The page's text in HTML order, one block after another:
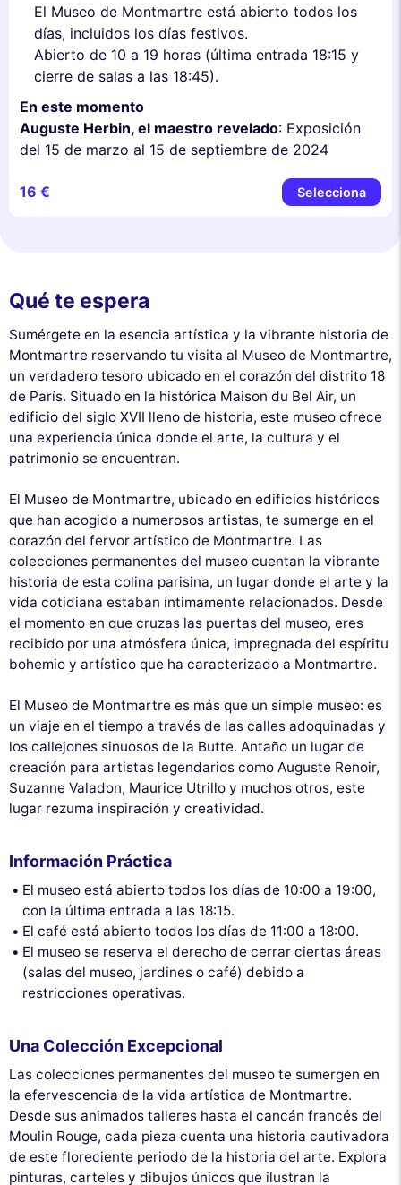
El Museo de Montmartre está abierto todos los
días, incluidos los días festivos.
Abierto de 10 a 19 horas (última entrada 18:15 y
cierre de salas a las 18:45).
En este momento
Auguste Herbin, el maestro revelado: Exposición
del 15 de marzo al 15 de septiembre de 2024
16 € Selecciona
Qué te espera
Sumérgete en la esencia artística y la vibrante historia de
Montmartre reservando tu visita al Museo de Montmartre,
un verdadero tesoro ubicado en el corazón del distrito 18
de París. Situado en la histórica Maison du Bel Air, un
edificio del siglo XVII lleno de historia, este museo ofrece
una experiencia única donde el arte, la cultura y el
patrimonio se encuentran.
El Museo de Montmartre, ubicado en edificios históricos
que han acogido a numerosos artistas, te sumerge en el
corazón del fervor artístico de Montmartre. Las
colecciones permanentes del museo cuentan la vibrante
historia de esta colina parisina, un lugar donde el arte y la
vida cotidiana estaban íntimamente relacionados. Desde
el momento en que cruzas las puertas del museo, eres
recibido por una atmósfera única, impregnada del espíritu
bohemio y artístico que ha caracterizado a Montmartre.
El Museo de Montmartre es más que un simple museo: es
un viaje en el tiempo a través de las calles adoquinadas y
los callejones sinuosos de la Butte. Antaño un lugar de
creación para artistas legendarios como Auguste Renoir,
Suzanne Valadon, Maurice Utrillo y muchos otros, este
lugar rezuma inspiración y creatividad.
Información Práctica
El museo está abierto todos los días de 10:00 a 19:00,
con la última entrada a las 18:15.
El café está abierto todos los días de 11:00 a 18:00.
El museo se reserva el derecho de cerrar ciertas áreas
(salas del museo, jardines o café) debido a
restricciones operativas.
Una Colección Excepcional
Las colecciones permanentes del museo te sumergen en
la efervescencia de la vida artística de Montmartre.
Desde sus animados talleres hasta el cancán francés del
Moulin Rouge, cada pieza cuenta una historia cautivadora
de este floreciente periodo de la historia del arte. Explora
pinturas, carteles y dibujos únicos que ilustran la